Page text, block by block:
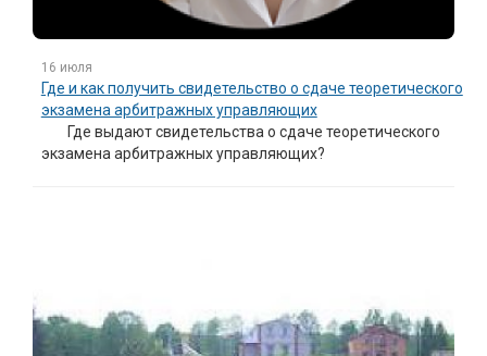
16 июля
Где и как получить свидетельство о сдаче теоретического
экзамена арбитражных управляющих
Где выдают свидетельства о сдаче теоретического
экзамена арбитражных управляющих?